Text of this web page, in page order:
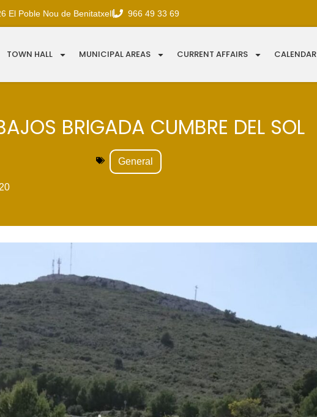
El Poble Nou de Benitatxell 966 49 33 69
TOWN HALL MUNICIPAL AREAS CURRENT AFFAIRS CALENDAR
BRIGADA CUMBRE DEL SOL
General